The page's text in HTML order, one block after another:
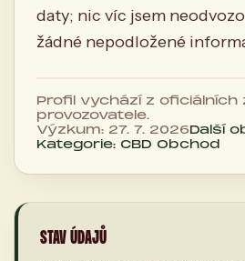
daty; nic víc jsem
žádné nepodložené
Profil vychází z oficiálních
provozovatele.
Výzkum: 27. 7. 2026Další
Kategorie: CBD Obchod
STAV ÚDAJŮ